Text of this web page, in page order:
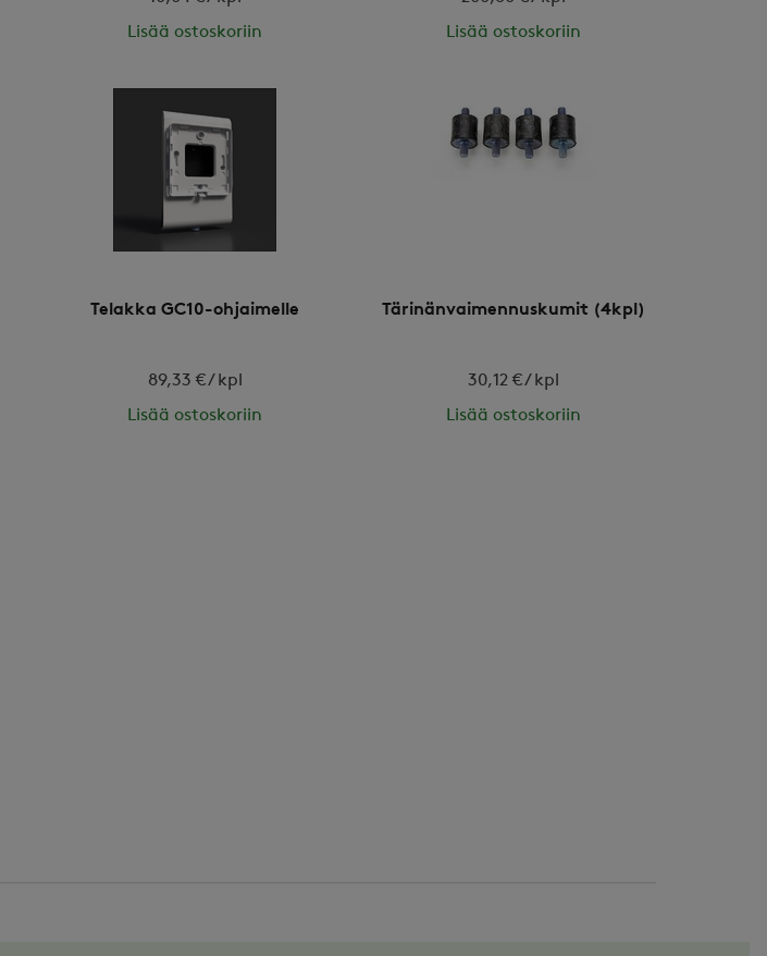
Lisää ostoskoriin
Lisää ostoskoriin
Telakka GC10-ohjaimelle
89,33 € / kpl
Lisää ostoskoriin
Tärinänvaimennuskumit (4kpl)
30,12 € / kpl
Lisää ostoskoriin